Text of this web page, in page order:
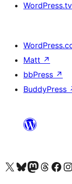
WordPress.tv
Matt ↗
bbPress ↗
BuddyPress
Acessar nossa conta do X (antigo Twitter)
Acessar nossa conta do Bluesky
Acessar nossa conta do
Acessar nossa conta
Acessar